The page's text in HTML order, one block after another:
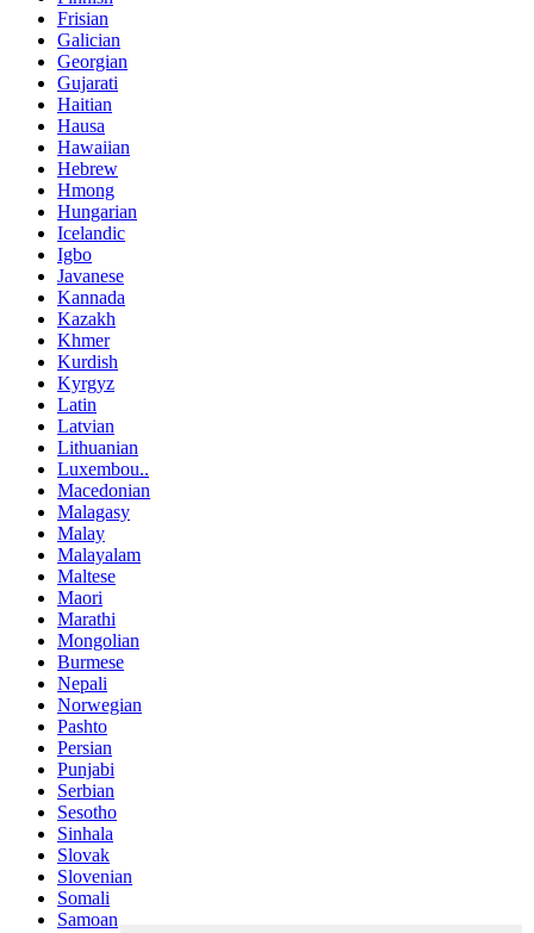
Frisian
Galician
Georgian
Gujarati
Haitian
Hausa
Hawaiian
Hebrew
Hmong
Hungarian
Icelandic
Igbo
Javanese
Kannada
Kazakh
Khmer
Kurdish
Kyrgyz
Latin
Latvian
Lithuanian
Luxembou..
Macedonian
Malagasy
Malay
Malayalam
Maltese
Maori
Marathi
Mongolian
Burmese
Nepali
Norwegian
Pashto
Persian
Punjabi
Serbian
Sesotho
Sinhala
Slovak
Slovenian
Somali
Samoan